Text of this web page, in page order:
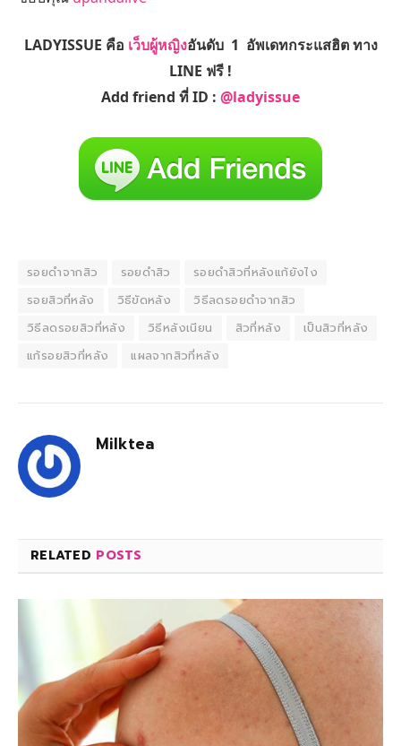
LADYISSUE คือ เว็บผู้หญิงอันดับ 1 อัพเดทกระแสฮิต ทาง
LINE ฟรี !
Add friend ที่ ID : @ladyissue
รอยดำจากสิว รอยดำสิว
รอยดำสิวที่หลังแก้ยังไง
รอยสิวที่หลัง
วิธีขัดหลัง
วิธีลดรอยดำจากสิว
วิธีลดรอยสิวที่หลัง
วิธีหลังเนียน สิวที่หลัง
เป็นสิวที่หลัง
แก้รอยสิวที่หลัง
แผลจากสิวที่หลัง
Milktea
RELATED POSTS